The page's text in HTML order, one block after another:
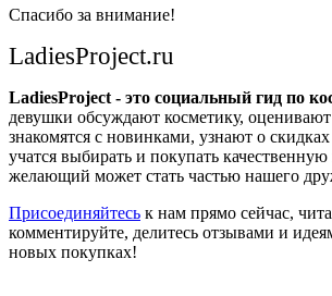
Спасибо за внимание!
LadiesProject.ru
LadiesProject - это социальный гид по
девушки обсуждают косметику,
знакомятся с новинками, узнают о
учатся выбирать и покупать
желающий может стать частью нашего
Присоединяйтесь к нам прямо сейчас,
комментируйте, делитесь отзывами и
новых покупках!